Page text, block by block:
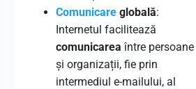
Comunicare globală:
Internetul facilitează
comunicarea între persoane
și organizații, fie prin
intermediul e-mailului, al